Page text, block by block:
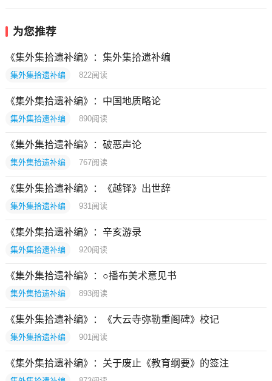
为您推荐
《集外集拾遗补编》：集外集拾遗补编
集外集拾遗补编 822阅读
《集外集拾遗补编》：中国地质略论
集外集拾遗补编 890阅读
《集外集拾遗补编》：破恶声论
集外集拾遗补编 767阅读
《集外集拾遗补编》：《越铎》出世辞
集外集拾遗补编 931 阅读
《集外集拾遗补编》：辛亥游录
集外集拾遗补编 920阅读
《集外集拾遗补编》：○播布美术意见书
集外集拾遗补编 893阅读
《集外集拾遗补编》：《大云寺弥勒重阁碑》校记
集外集拾遗补编 901 阅读
《集外集拾遗补编》：关于废止《教育纲要》的签注